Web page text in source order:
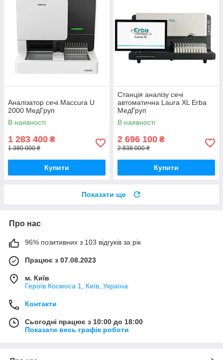
Аналізатор сечі Maccura U
2000 МедГруп
В наявності
1 283 400 ₴
1 380 000 ₴
Купити
Станція аналізу сечі
автоматична Laura XL Erba
МедГруп
В наявності
2 696 100 ₴
2 838 000 ₴
Купити
Показати ще
Про нас
96% позитивних з 103 відгуків за рік
Працює з 07.08.2023
м. Київ
Героїв Космоса 1, Київ, Україна
Контакти
Сьогодні працює з 10:00 до 18:00
Показати весь графік роботи